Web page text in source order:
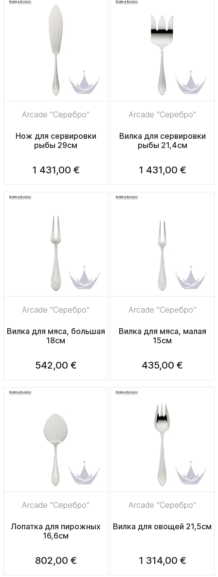
Arcade "Серебро"
Нож для сервировки
рыбы 29см
1 431,00 €
Arcade "Серебро"
Вилка для сервировки
рыбы 21,4см
1 431,00 €
Arcade "Серебро"
Вилка для мяса, большая
18см
542,00 €
Arcade "Серебро"
Вилка для мяса, малая
15см
435,00 €
Arcade "Серебро"
Лопатка для пирожных
16,6см
802,00 €
Arcade "Серебро"
Вилка для овощей 21,5см
1 314,00 €